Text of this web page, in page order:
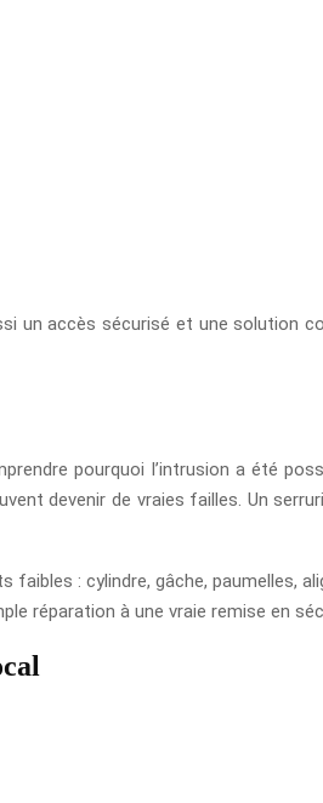
un accès sécurisé et une solution
pourquoi l’intrusion a été
devenir de vraies failles. Un
faibles : cylindre, gâche, paumelles,
réparation à une vraie remise en